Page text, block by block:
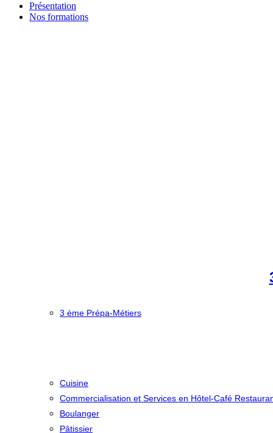
Présentation
Nos formations
3 ème Prépa-Métiers
Cuisine
Commercialisation et Services en Hôtel-Café
Boulanger
Pâtissier